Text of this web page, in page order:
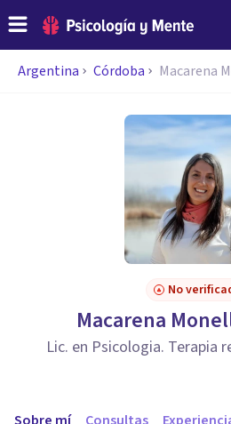
Argentina Córdoba Macarena
No
Macarena
Lic. en Psicologia. Terapia